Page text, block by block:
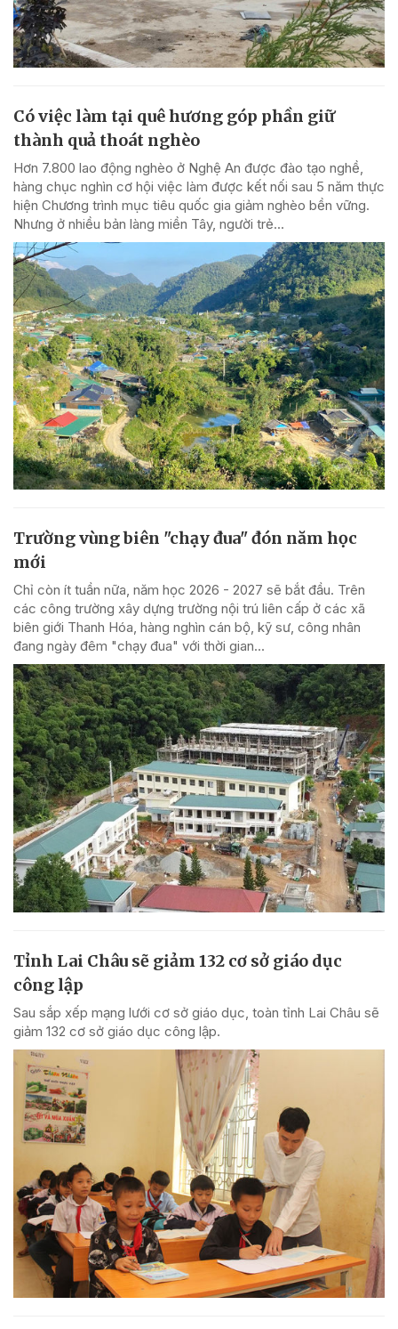
Có việc làm tại quê hương góp phần giữ
thành quả thoát nghèo
Hơn 7.800 lao động nghèo ở Nghệ An được đào tạo nghề,
hàng chục nghìn cơ hội việc làm được kết nối sau 5 năm thực
hiện Chương trình mục tiêu quốc gia giảm nghèo bền vững.
Nhưng ở nhiều bản làng miền Tây, người trẻ...
Trường vùng biên "chạy đua" đón năm học
mới
Chỉ còn ít tuần nữa, năm học 2026 - 2027 sẽ bắt đầu. Trên
các công trường xây dựng trường nội trú liên cấp ở các xã
biên giới Thanh Hóa, hàng nghìn cán bộ, kỹ sư, công nhân
đang ngày đêm "chạy đua" với thời gian...
Tỉnh Lai Châu sẽ giảm 132 cơ sở giáo dục
công lập
Sau sắp xếp mạng lưới cơ sở giáo dục, toàn tỉnh Lai Châu sẽ
giảm 132 cơ sở giáo dục công lập.